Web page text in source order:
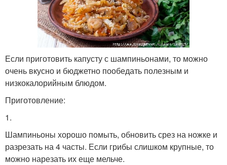
Если приготовить капусту с шампиньонами, то можно
очень вкусно и бюджетно пообедать полезным и
низкокалорийным блюдом.
Приготовление:
1.
Шампиньоны хорошо помыть, обновить срез на ножке и
разрезать на 4 часты. Если грибы слишком крупные, то
можно нарезать их еще мельче.